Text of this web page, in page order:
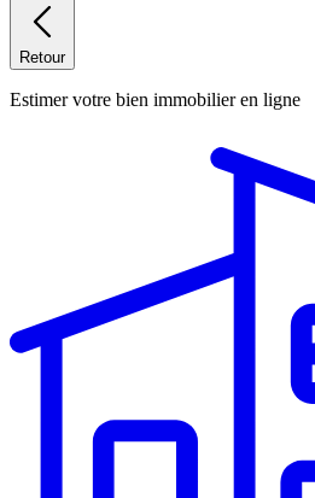
Retour
Estimer votre bien immobilier en ligne